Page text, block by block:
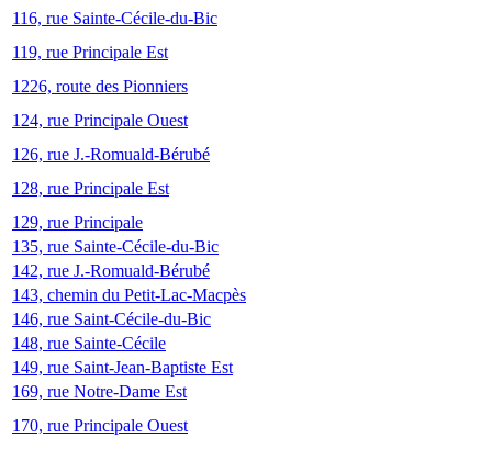
116, rue Sainte-Cécile-du-Bic
119, rue Principale Est
1226, route des Pionniers
124, rue Principale Ouest
126, rue J.-Romuald-Bérubé
128, rue Principale Est
129, rue Principale
135, rue Sainte-Cécile-du-Bic
142, rue J.-Romuald-Bérubé
143, chemin du Petit-Lac-Macpès
146, rue Saint-Cécile-du-Bic
148, rue Sainte-Cécile
149, rue Saint-Jean-Baptiste Est
169, rue Notre-Dame Est
170, rue Principale Ouest